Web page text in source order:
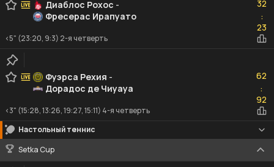
Диаблос Рохос -
Фресерас Ирапуато
32
:23
23
<5" (23:20, 9:3) 2-я четверть
Фуэрса Рехия -
Дорадос де Чиуауа
62
:92
92
<3" (15:28, 13:26, 19:27, 15:11) 4-я четверть
Настольный теннис
Setka Cup